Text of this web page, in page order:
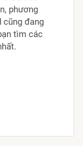
phương
cũng đang
tìm các